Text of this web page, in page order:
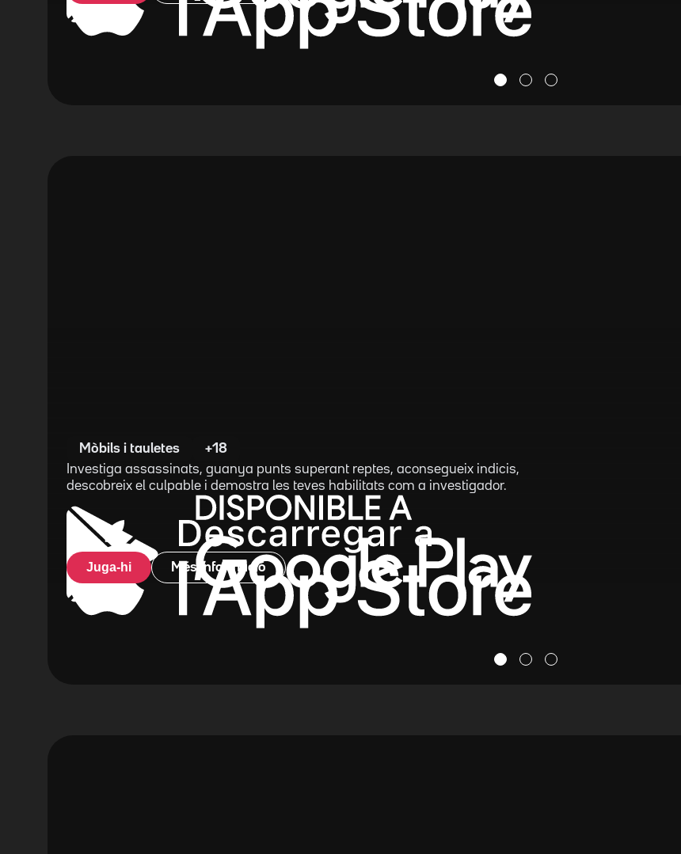
Mòbils i tauletes
+18
Investiga assassinats, guanya punts superant reptes, aconsegueix indicis,
descobreix el culpable i demostra les teves habilitats com a investigador.
Juga-hi Més informació